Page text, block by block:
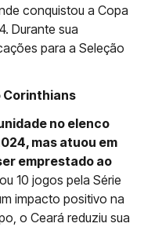
conquistou a Copa
Durante sua
para a Seleção
Corinthians
no elenco
mas atuou em
emprestado ao
10 jogos pela Série
impacto positivo na
o Ceará reduziu sua